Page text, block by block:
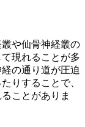
や仙骨神経叢の
現れることが多
の通り道が圧迫
りすることで、
ことがありま